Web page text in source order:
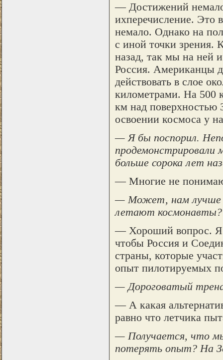
— Достижений
ихперечисление. Это
немало. Однако на
с иной точки зрения.
назад, так мы на ней
Россия. Американцы
действовать в слое
километрами. На 500
км над поверхностью
освоении космоса у
— Я бы поспорил.
больше сорока лет
— Многие не
— Может, нам лучше
летают космонавты?
— Хороший вопрос. Я
чтобы Россия и
страны, которые
опыт пилотируемых
— Дороговатый
— А какая
равно что летчика
— Получается, что
потерять опыт? На